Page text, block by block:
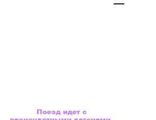
Поезд идет с